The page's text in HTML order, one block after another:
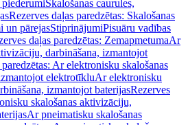
Skalošanas caurules,
Rezerves daļas paredzētas: Skalošanas
un pārejasStiprinājumiPisuāru vadības
daļas paredzētas: ZemapmetumaAr
darbināšana, izmantojot
Ar elektronisku skalošanas
elektrotīkluAr elektronisku
izmantojot baterijasRezerves
skalošanas aktivizāciju,
Ar pneimatisku skalošanas